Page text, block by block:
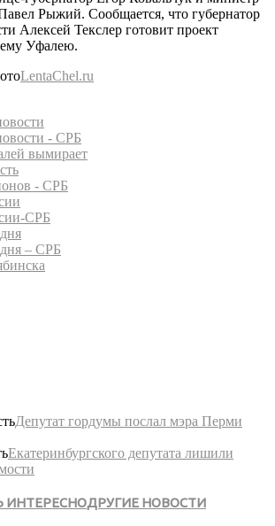
Рыжий. Сообщается, что губернатор
Алексей Текслер готовит проект
Уфалею.
LentaChel.ru
- СРБ
вымирает
- СРБ
СРБ
– СРБ
Депутат гордумы послал мэра Перми
Екатеринбургского депутата лишили
ИНТЕРЕСНОДРУГИЕ НОВОСТИ